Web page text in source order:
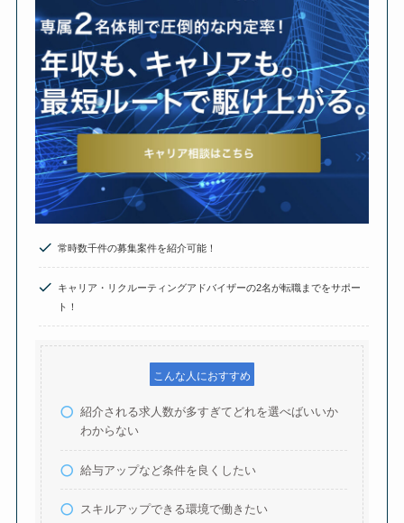
常時数千件の募集案件を紹介可能！
キャリア・リクルーティングアドバイザーの2名が転職までをサポー
ト！
こんな人におすすめ
紹介される求人数が多すぎてどれを選べばいいか
わからない
給与アップなど条件を良くしたい
スキルアップできる環境で働きたい